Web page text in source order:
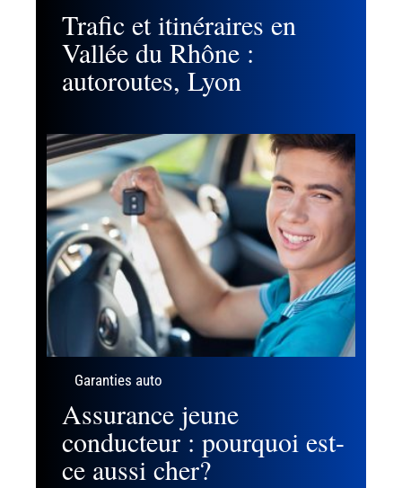
Trafic et itinéraires en
Vallée du Rhône :
autoroutes, Lyon
Garanties auto
Assurance jeune
conducteur : pourquoi est-
ce aussi cher?